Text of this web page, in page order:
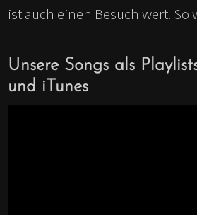
ist auch einen Besuch wert.
Unsere Songs als
und iTunes